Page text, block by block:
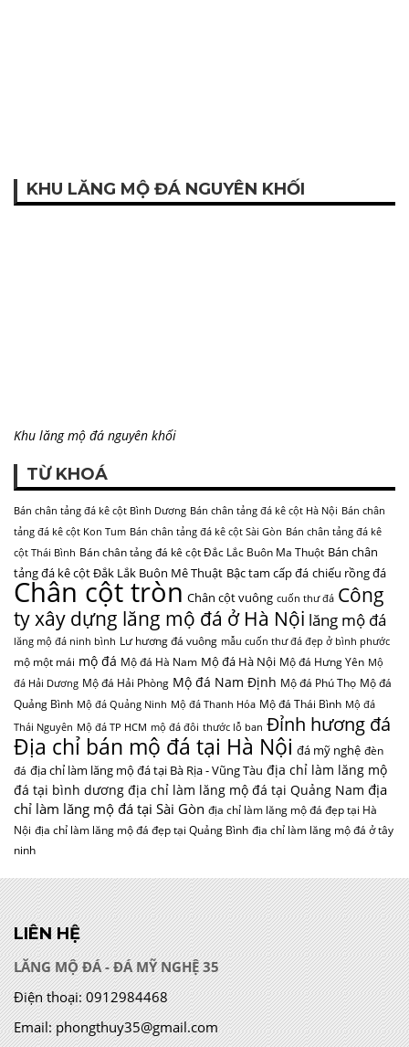
KHU LĂNG MỘ ĐÁ NGUYÊN KHỐI
Khu lăng mộ đá nguyên khối
TỪ KHOÁ
Bán chân tảng đá kê cột Bình Dương Bán chân tảng đá kê cột Hà Nội Bán chân
tảng đá kê cột Kon Tum Bán chân tảng đá kê cột Sài Gòn Bán chân tảng đá kê
cột Thái Bình Bán chân tảng đá kê cột Đắc Lắc Buôn Ma Thuột Bán chân
tảng đá kê cột Đắk Lắk Buôn Mê Thuật Bậc tam cấp đá chiếu rồng đá
Chân cột tròn Chân cột vuông cuốn thư đá Công
ty xây dựng lăng mộ đá ở Hà Nội lăng mộ đá
lăng mộ đá ninh bình Lư hương đá vuông mẫu cuốn thư đá đẹp ở bình phước
mộ một mái mộ đá Mộ đá Hà Nam Mộ đá Hà Nội Mộ đá Hưng Yên Mộ
đá Hải Dương Mộ đá Hải Phòng Mộ đá Nam Định Mộ đá Phú Thọ Mộ đá
Quảng Bình Mộ đá Quảng Ninh Mộ đá Thanh Hóa Mộ đá Thái Bình Mộ đá
Thái Nguyên Mộ đá TP HCM mộ đá đôi thước lỗ ban Đỉnh hương đá
Địa chỉ bán mộ đá tại Hà Nội đá mỹ nghệ đèn
đá địa chỉ làm lăng mộ đá tại Bà Rịa - Vũng Tàu địa chỉ làm lăng mộ
đá tại bình dương địa chỉ làm lăng mộ đá tại Quảng Nam địa
chỉ làm lăng mộ đá tại Sài Gòn địa chỉ làm lăng mộ đá đẹp tại Hà
Nội địa chỉ làm lăng mộ đá đẹp tại Quảng Bình địa chỉ làm lăng mộ đá ở tây
ninh
LIÊN HỆ
LĂNG MỘ ĐÁ - ĐÁ MỸ NGHỆ 35
Điện thoại: 0912984468
Email: phongthuy35@gmail.com